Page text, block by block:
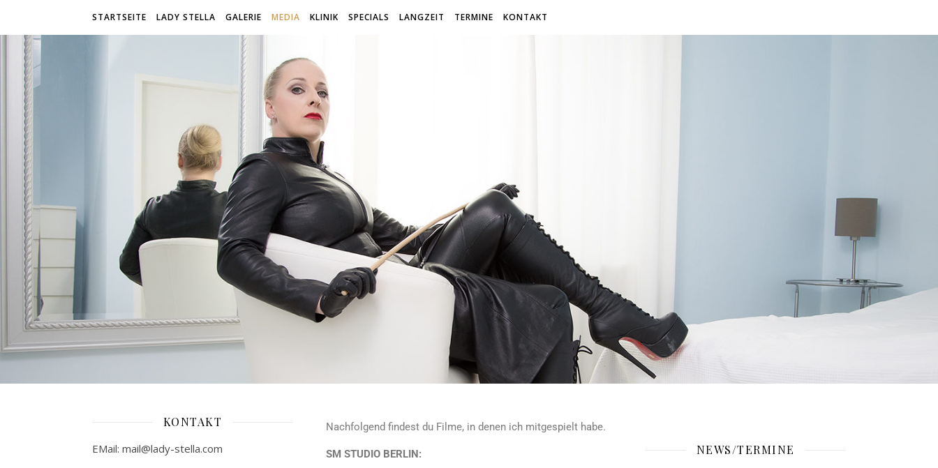
STARTSEITE LADY STELLA GALERIE MEDIA KLINIK SPECIALS LANGZEIT TERMINE KONTAKT
KONTAKT
EMail: mail@lady-stella.com
Nachfolgend findest du Filme, in denen ich mitgespielt habe.
SM STUDIO BERLIN: NEWS/TERMINE